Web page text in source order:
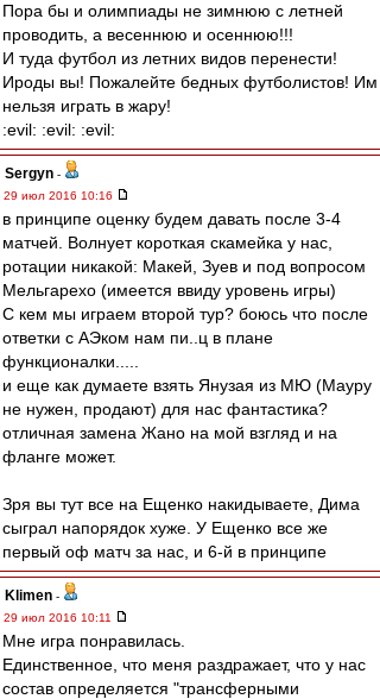
Пора бы и олимпиады не зимнюю с летней
проводить, а весеннюю и осеннюю!!!
И туда футбол из летних видов перенести!
Ироды вы! Пожалейте бедных футболистов! Им
нельзя играть в жару!
:evil: :evil: :evil:
Sergyn -
29 июл 2016 10:16
в принципе оценку будем давать после 3-4
матчей. Волнует короткая скамейка у нас,
ротации никакой: Макей, Зуев и под вопросом
Мельгарехо (имеется ввиду уровень игры)
С кем мы играем второй тур? боюсь что после
ответки с АЭком нам пи..ц в плане
функционалки.....
и еще как думаете взять Янузая из МЮ (Мауру
не нужен, продают) для нас фантастика?
отличная замена Жано на мой взгляд и на
фланге может.
Зря вы тут все на Ещенко накидываете, Дима
сыграл напорядок хуже. У Ещенко все же
первый оф матч за нас, и 6-й в принципе
Klimen -
29 июл 2016 10:11
Мне игра понравилась.
Единственное, что меня раздражает, что у нас
состав определяется "трансферными